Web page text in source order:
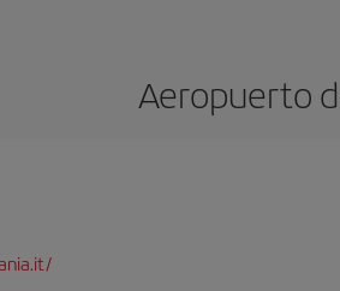
Aeropuerto